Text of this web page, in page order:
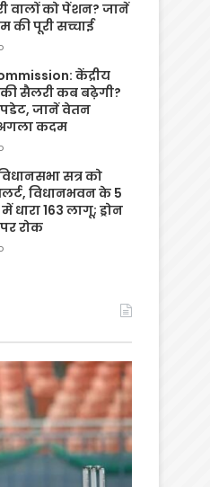
वालों को पेंशन? जानें
की पूरी सच्चाई
केंद्रीय
की सैलरी कब बढ़ेगी?
जानें वेतन
कदम
सत्र को
विधानभवन के 5
धारा 163 लागू; ड्रोन
रोक